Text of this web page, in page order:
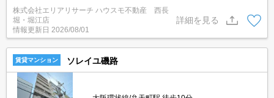
株式会社エリアリサーチ ハウスモ不動産 西長
堀・堀江店
情報更新日 2026/08/01
詳細を見る
賃貸マンション ソレイユ磯路